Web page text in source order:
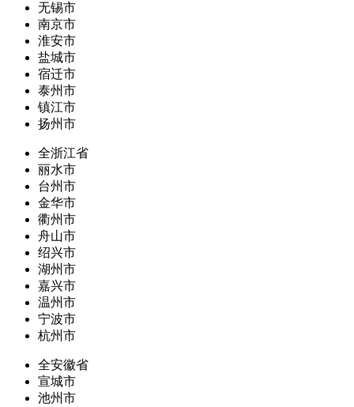
无锡市
南京市
淮安市
盐城市
宿迁市
泰州市
镇江市
扬州市
全浙江省
丽水市
台州市
金华市
衢州市
舟山市
绍兴市
湖州市
嘉兴市
温州市
宁波市
杭州市
全安徽省
宣城市
池州市